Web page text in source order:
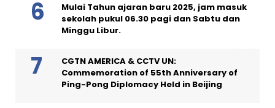
Mulai Tahun ajaran baru 2025, jam masuk
sekolah pukul 06.30 pagi dan Sabtu dan
Minggu Libur.
CGTN AMERICA & CCTV UN:
Commemoration of 55th Anniversary of
Ping-Pong Diplomacy Held in Beijing